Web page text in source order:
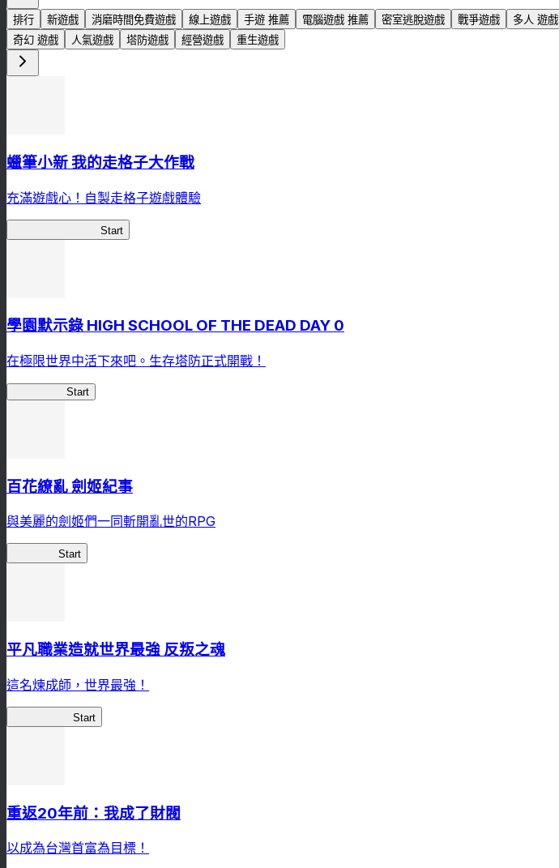
排行 新遊戲 消磨時間免費遊戲 線上遊戲 手遊 推薦 電腦遊戲 推薦 密室逃脫遊戲 戰爭遊戲 多人 遊戲
奇幻 遊戲
人氣遊戲 塔防遊戲 經營遊戲 重生遊戲
蠟筆小新 我的走格子大作戰
充滿遊戲心！自製走格子遊戲體驗
Start
學園默示錄 HIGH SCHOOL OF THE DEAD DAY 0
在極限世界中活下來吧。生存塔防正式開戰！
Start
百花繚亂 劍姬紀事
與美麗的劍姬們一同斬開亂世的RPG
Start
平凡職業造就世界最強 反叛之魂
這名煉成師，世界最強！
Start
重返20年前：我成了財閥
以成為台灣首富為目標！